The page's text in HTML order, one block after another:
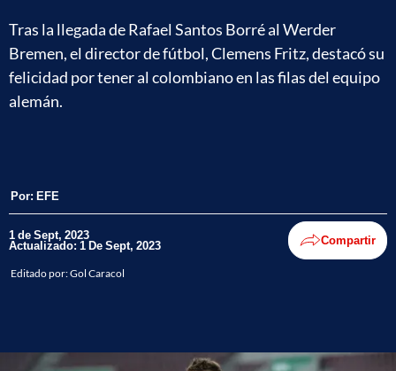
Tras la llegada de Rafael Santos Borré al Werder
Bremen, el director de fútbol, Clemens Fritz, destacó su
felicidad por tener al colombiano en las filas del equipo
alemán.
Por: EFE
1 de Sept, 2023
Actualizado: 1 De Sept, 2023 Compartir
Editado por:Gol Caracol